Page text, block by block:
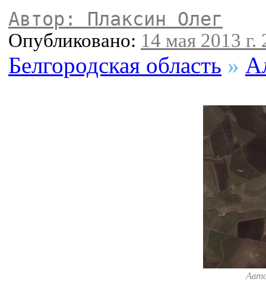
Автор: Плаксин Олег
Опубликовано: 14 мая 2013 г.
Белгородская область »